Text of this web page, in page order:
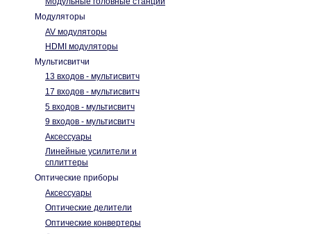
Модуляторы
AV модуляторы
HDMI модуляторы
Мультисвитчи
13 входов - мультисвитч
17 входов - мультисвитч
5 входов - мультисвитч
9 входов - мультисвитч
Аксессуары
Линейные усилители и
сплиттеры
Оптические приборы
Аксессуары
Оптические делители
Оптические конвертеры